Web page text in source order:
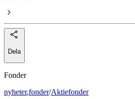
Dela
Fonder
nyheter,fonder/Aktiefonder